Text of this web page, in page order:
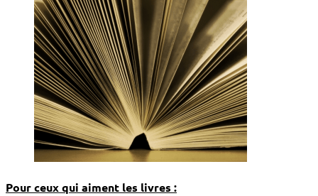
Pour ceux qui aiment les livres :